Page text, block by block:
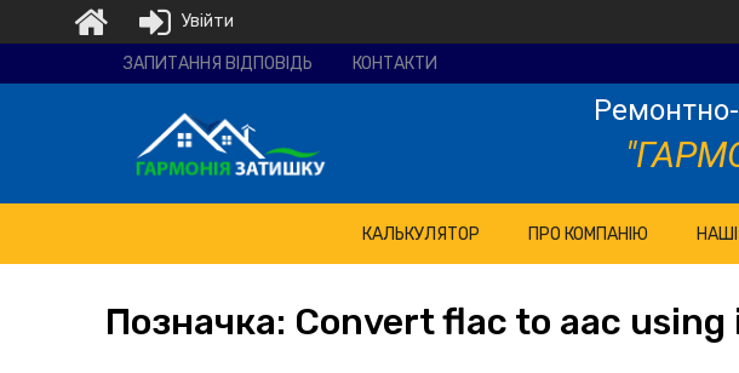
будівельна
ЗАПИТАННЯ ВІДПОВІДЬ КОНТАКТИ
КАЛЬКУЛЯТОР ПРО КОМПАНІЮ
Позначка: Convertflac to aac using
Увійти